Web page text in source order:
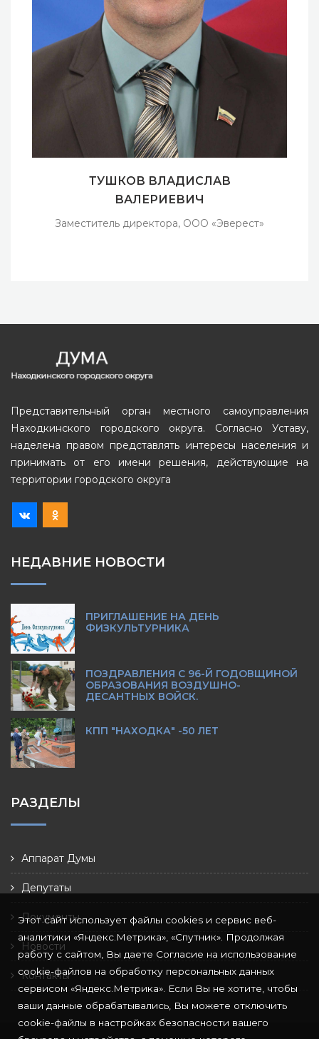
ТУШКОВ ВЛАДИСЛАВ
ВАЛЕРИЕВИЧ
Заместитель директора, ООО «Эверест»
Представительный орган местного самоуправления
Находкинского городского округа. Согласно Уставу,
наделена правом представлять интересы населения и
принимать от его имени решения, действующие на
территории городского округа
НЕДАВНИЕ НОВОСТИ
ПРИГЛАШЕНИЕ НА ДЕНЬ
ФИЗКУЛЬТУРНИКА
ПОЗДРАВЛЕНИЯ С 96-Й ГОДОВЩИНОЙ
ОБРАЗОВАНИЯ ВОЗДУШНО-
ДЕСАНТНЫХ ВОЙСК.
КПП "НАХОДКА" -50 ЛЕТ
РАЗДЕЛЫ
Аппарат Думы
Депутаты
Документы
Новости
Контакты
Этот сайт использует файлы cookies и сервис веб-
аналитики «Яндекс.Метрика», «Спутник». Продолжая
работу с сайтом, Вы даете Согласие на использование
cookie-файлов на обработку персональных данных
сервисом «Яндекс.Метрика». Если Вы не хотите, чтобы
ваши данные обрабатывались, Вы можете отключить
cookie-файлы в настройках безопасности вашего